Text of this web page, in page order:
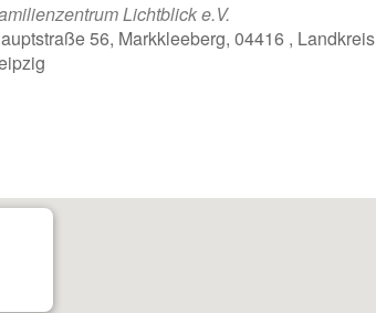
Lichtblick e.V.
56, Markkleeberg, 04416 , Landkreis